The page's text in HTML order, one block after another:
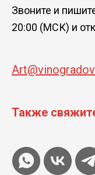
Звоните и
20:00 (МСК) и
Также